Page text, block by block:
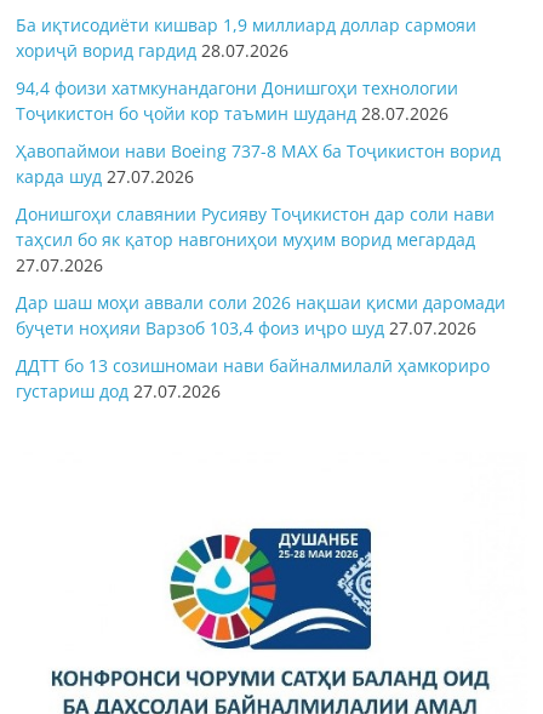
Ба иқтисодиёти кишвар 1,9 миллиард доллар сармояи
хориҷӣ ворид гардид 28.07.2026
94,4 фоизи хатмкунандагони Донишгоҳи технологии
Тоҷикистон бо ҷойи кор таъмин шуданд 28.07.2026
Ҳавопаймои нави Boeing 737-8 MAX ба Тоҷикистон ворид
карда шуд 27.07.2026
Донишгоҳи славянии Русияву Тоҷикистон дар соли нави
таҳсил бо як қатор навгониҳои муҳим ворид мегардад
27.07.2026
Дар шаш моҳи аввали соли 2026 нақшаи қисми даромади
буҷети ноҳияи Варзоб 103,4 фоиз иҷро шуд 27.07.2026
ДДТТ бо 13 созишномаи нави байналмилалӣ ҳамкориро
густариш дод 27.07.2026